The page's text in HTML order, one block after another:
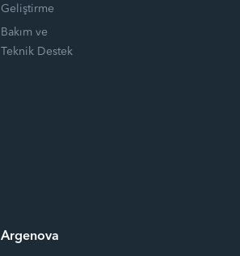
Geliştirme
Bakım ve
Teknik Destek
Argenova